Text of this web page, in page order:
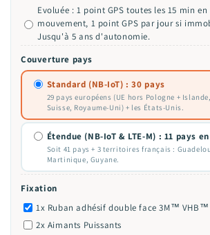
Evoluée : 1 point GPS toutes les 15 min en
mouvement, 1 point GPS par jour si
Jusqu'à 5 ans d'autonomie.
Couverture pays
Standard (NB-IoT) : 30 pays
29 pays européens (UE hors Pologne +
Suisse, Royaume-Uni) + les États-Unis.
Étendue (NB-IoT & LTE-M) : 11 pays
Soit 41 pays + 3 territoires français :
Martinique, Guyane.
Fixation
1x Ruban adhésif double face 3M™ VHB™
2x Aimants Puissants